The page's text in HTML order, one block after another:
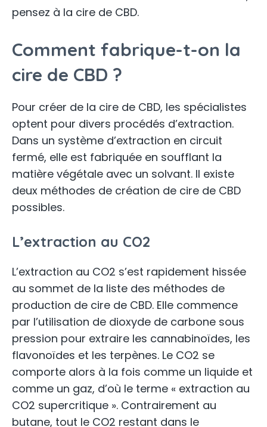
pensez à la cire de CBD.
Comment fabrique-t-on la
cire de CBD ?
Pour créer de la cire de CBD, les spécialistes
optent pour divers procédés d’extraction.
Dans un système d’extraction en circuit
fermé, elle est fabriquée en soufflant la
matière végétale avec un solvant. Il existe
deux méthodes de création de cire de CBD
possibles.
L’extraction au CO2
L’extraction au CO2 s’est rapidement hissée
au sommet de la liste des méthodes de
production de cire de CBD. Elle commence
par l’utilisation de dioxyde de carbone sous
pression pour extraire les cannabinoïdes, les
flavonoïdes et les terpènes. Le CO2 se
comporte alors à la fois comme un liquide et
comme un gaz, d’où le terme « extraction au
CO2 supercritique ». Contrairement au
butane, tout le CO2 restant dans le